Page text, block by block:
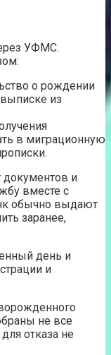
УФМС.
о рождении
из
в миграционную
документов и
вместе с
обычно выдают
заранее,
день и
и
не все
отказа не